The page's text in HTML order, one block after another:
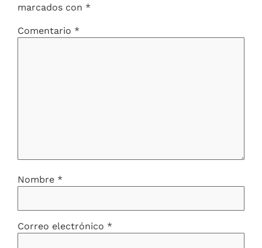
marcados con *
Comentario *
Nombre *
Correo electrónico *